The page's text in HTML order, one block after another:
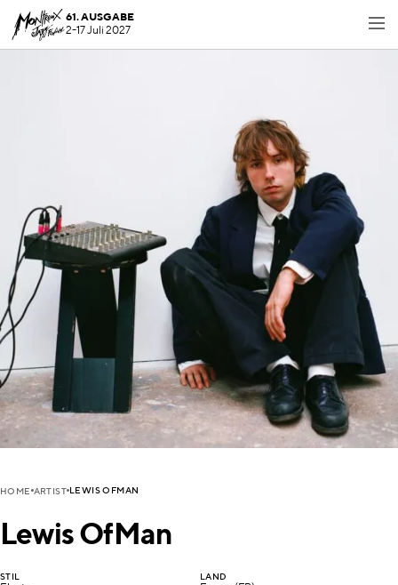
61. AUSGABE
2-17 Juli 2027
HOME ARTIST LEWIS OFMAN
Lewis OfMan
STIL LAND